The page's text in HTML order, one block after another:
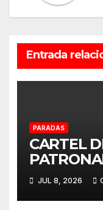
Entrada
PARADAS
CARTEL
JUL 8, 2026